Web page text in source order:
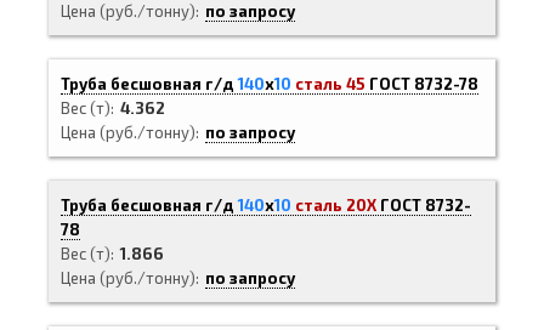
Цена (руб./тонну)
по запросу
Труба бесшовная г/д140х10 сталь 45 ГОСТ 8732-78
Вес (т) 4.362
Цена (руб./тонну)
по запросу
Труба бесшовная г/д140х10 сталь 20Х ГОСТ 8732-
78
Вес (т) 1.866
Цена (руб./тонну)
по запросу